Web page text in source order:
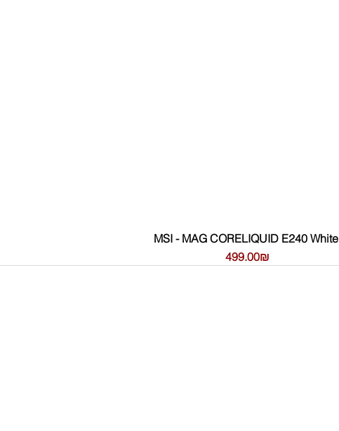
MSI - MAG CORELIQUID E240 White
Цена
‏499.00 ‏₪